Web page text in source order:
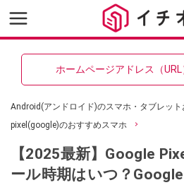
ホームページアドレス（
Android(アンドロイド)のスマホ・タブレット
pixel(google)のおすすめスマホ
【2025最新】Google
ール時期はいつ？